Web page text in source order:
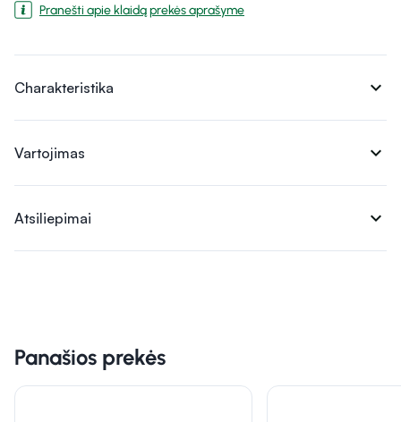
Pranešti apie klaidą prekės aprašyme
Charakteristika expand_more
Vartojimas expand_more
Atsiliepimai expand_more
Panašios prekės